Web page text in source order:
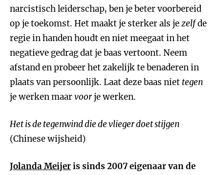
narcistisch leiderschap, ben je beter voorbereid
op je toekomst. Het maakt je sterker als jezelfde
regie in handen houdt en niet meegaat in het
negatieve gedrag dat je baas vertoont. Neem
afstand en probeer het zakelijk te benaderen in
plaats van persoonlijk. Laat deze baas niet tegen
je werken maarvoorje werken.
Het is de tegenwind die de vlieger doet stijgen
(Chinese wijsheid)
Jolanda Meijeris sinds 2007 eigenaar van de